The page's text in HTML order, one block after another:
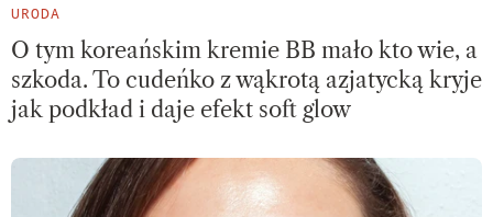
URODA
O tym koreańskim kremie BB mało kto wie, a
szkoda. To cudeńko z wąkrotą azjatycką kryje
jak podkład i daje efekt soft glow